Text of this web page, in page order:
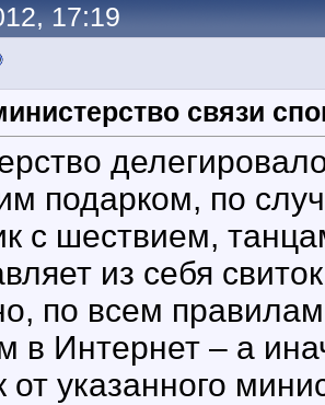
17:19
связи
подарком, по
с шествием,
из себя
по всем
в Интернет – а
от указанного